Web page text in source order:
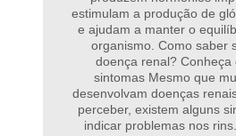
estimulam a produção de
e ajudam a manter o
organismo. Como saber
doença renal? Conheça
sintomas Mesmo que
desenvolvam doenças
perceber, existem alguns
indicar problemas nos